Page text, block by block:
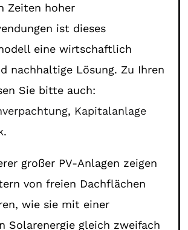
Zeiten hoher
ist dieses
eine wirtschaftlich
nachhaltige Lösung. Zu Ihren
Sie bitte auch:
, Kapitalanlage
.
großer PV-Anlagen zeigen
von freien Dachflächen
wie sie mit einer
Solarenergie gleich zweifach